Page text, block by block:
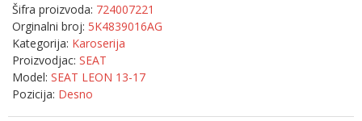
Šifra proizvoda: 724007221
Orginalni broj: 5K4839016AG
Kategorija: Karoserija
Proizvodjac: SEAT
Model: SEAT LEON 13-17
Pozicija: Desno